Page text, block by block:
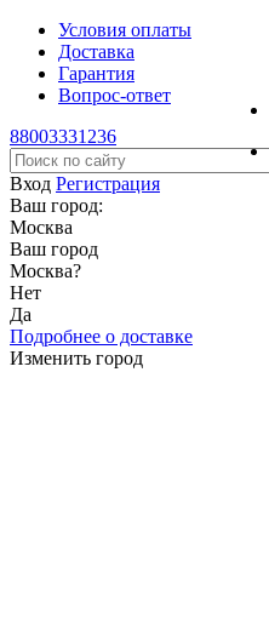
Условия оплаты
Доставка
Гарантия
Вопрос-ответ
88003331236
Вход Регистрация
Ваш город:
Москва
Ваш город
Москва?
Нет
Да
Подробнее о доставке
Изменить город